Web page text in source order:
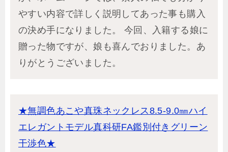
やすい内容で詳しく説明してあった事も購入
の決め手になりました。 今回、入籍する娘に
贈った物ですが、娘も喜んでおりました。あ
りがとうございました。
★無調色あこや真珠ネックレス8.5-9.0㎜ハイ
エレガントモデル真科研FA鑑別付きグリーン
干渉色★